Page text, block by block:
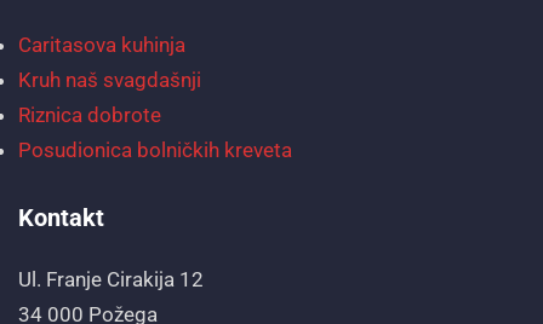
Caritasova kuhinja
Kruh naš svagdašnji
Riznica dobrote
Posudionica bolničkih kreveta
Kontakt
Ul. Franje Cirakija 12
34 000 Požega